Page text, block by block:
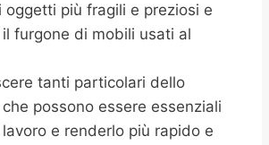
più fragili e preziosi e
furgone di mobili usati al
tanti particolari dello
possono essere essenziali
e renderlo più rapido e